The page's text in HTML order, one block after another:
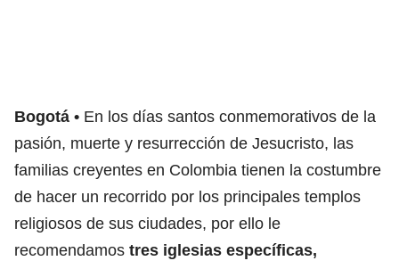
Bogotá
En los días santos conmemorativos de la
pasión, muerte y resurrección de Jesucristo, las
familias creyentes en Colombia tienen la costumbre
de hacer un recorrido por los principales templos
religiosos de sus ciudades, por ello le
recomendamos tres iglesias específicas,